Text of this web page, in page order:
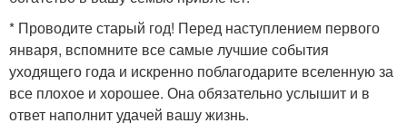
* Проводите старый год! Перед наступлением первого
января, вспомните все самые лучшие события
уходящего года и искренно поблагодарите вселенную за
все плохое и хорошее. Она обязательно услышит и в
ответ наполнит удачей вашу жизнь.